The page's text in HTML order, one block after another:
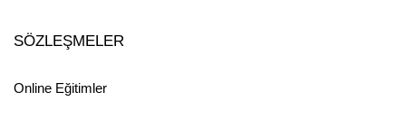
SÖZLEŞMELER
Online Eğitimler